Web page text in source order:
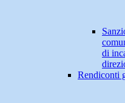
di
Rendiconti